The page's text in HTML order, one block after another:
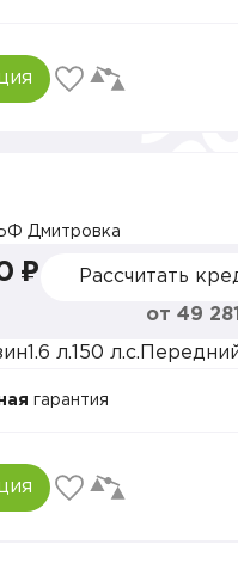
Дмитровка
₽ Рассчитать
от 49
1.6 л. 150 л.с.
гарантия